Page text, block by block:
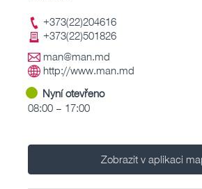
+373(22)204616
+373(22)501826
man@man.md
http://www.man.md
Nyní otevřeno
08:00 – 17:00
Zobrazit v aplikaci